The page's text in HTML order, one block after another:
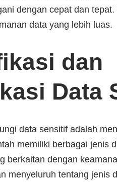
dengan cepat dan
data yang lebih luas.
dan
Data
data sensitif adalah
memiliki berbagai jenis
berkaitan dengan
menyeluruh tentang jenis